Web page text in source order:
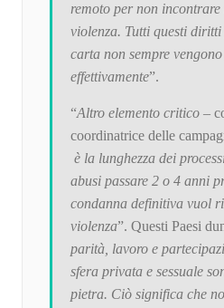
remoto per non incontrare
violenza. Tutti questi
carta non sempre
effettivamente”.
“Altro elemento critico –
coordinatrice delle
è la lunghezza dei
abusi passare 2 o 4 anni
condanna definitiva vuol
violenza”. Questi Paesi
parità, lavoro e
sfera privata e sessuale
pietra. Ciò significa che